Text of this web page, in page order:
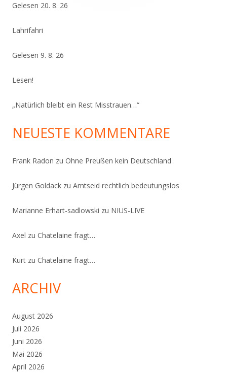
Gelesen 20. 8. 26
Lahrifahri
Gelesen 9. 8. 26
Lesen!
„Natürlich bleibt ein Rest Misstrauen…“
NEUESTE KOMMENTARE
Frank Radon zu Ohne Preußen kein Deutschland
Jürgen Goldack zu Amtseid rechtlich bedeutungslos
Marianne Erhart-sadlowski zu NIUS-LIVE
Axel zu Chatelaine fragt…
Kurt zu Chatelaine fragt…
ARCHIV
August 2026
Juli 2026
Juni 2026
Mai 2026
April 2026